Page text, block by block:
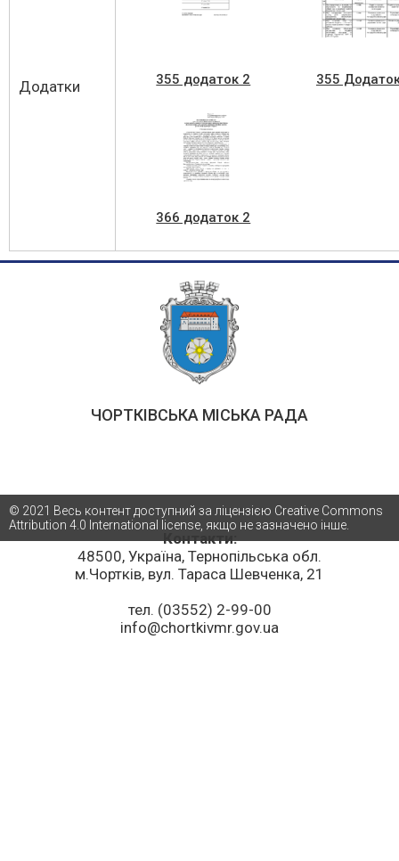
Додатки 355 додаток 2 355
366 додаток 2
ЧОРТКІВСЬКА МІСЬКА РАДА
Контакти:
48500, Україна, Тернопільська обл.
м.Чортків, вул. Тараса Шевченка, 21
тел. (03552) 2-99-00
info@chortkivmr.gov.ua
© 2021 Весь контент доступний за ліцензією Creative Commons
Attribution 4.0 International license, якщо не зазначено інше.